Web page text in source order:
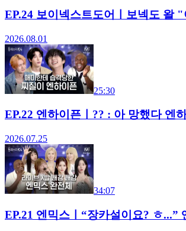
EP.24 보이넥스트도어ㅣ보넥도 왈
2026.08.01
25:30
EP.22 엔하이픈ㅣ?? : 아 망했다 엔
2026.07.25
34:07
EP.21 엔믹스ㅣ“장카설이요? ㅎ